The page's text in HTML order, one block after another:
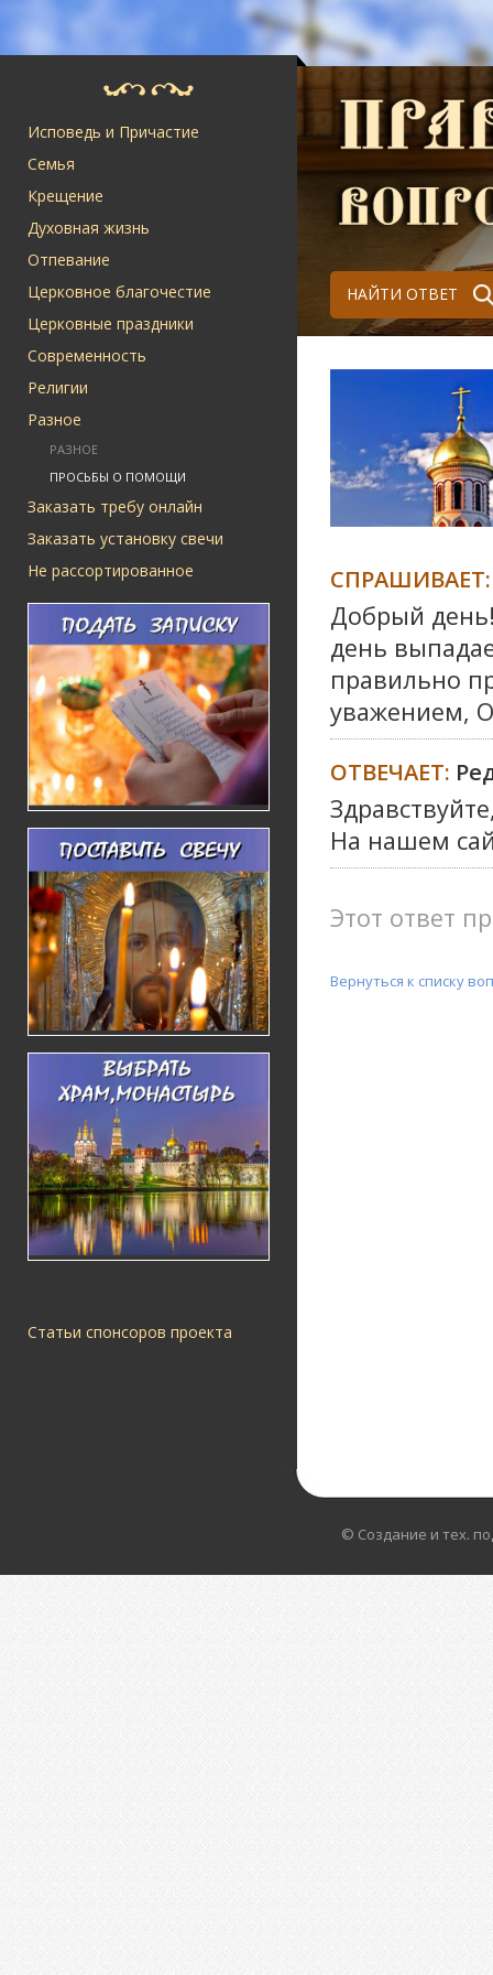
Исповедь и Причастие
Семья
Крещение
Духовная жизнь
Отпевание
Церковное благочестие
Церковные праздники
Современность
Религии
Разное
РАЗНОЕ
ПРОСЬБЫ О ПОМОЩИ
Заказать требу онлайн
Заказать установку свечи
Не рассортированное
Статьи спонсоров проекта
НАЙТИ ОТВЕТ
СПРАШИВАЕТ:
Добрый
день
правильно
уважением,
ОТВЕЧАЕТ:
На нашем
Этот ответ
Вернуться к списку
© Создание и тех.